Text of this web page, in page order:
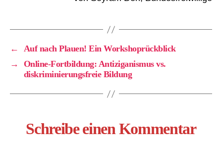
←
Auf nach Plauen! Ein Workshoprückblick
→
Online-Fortbildung: Antiziganismus vs.
diskriminierungsfreie Bildung
Schreibe einen Kommentar